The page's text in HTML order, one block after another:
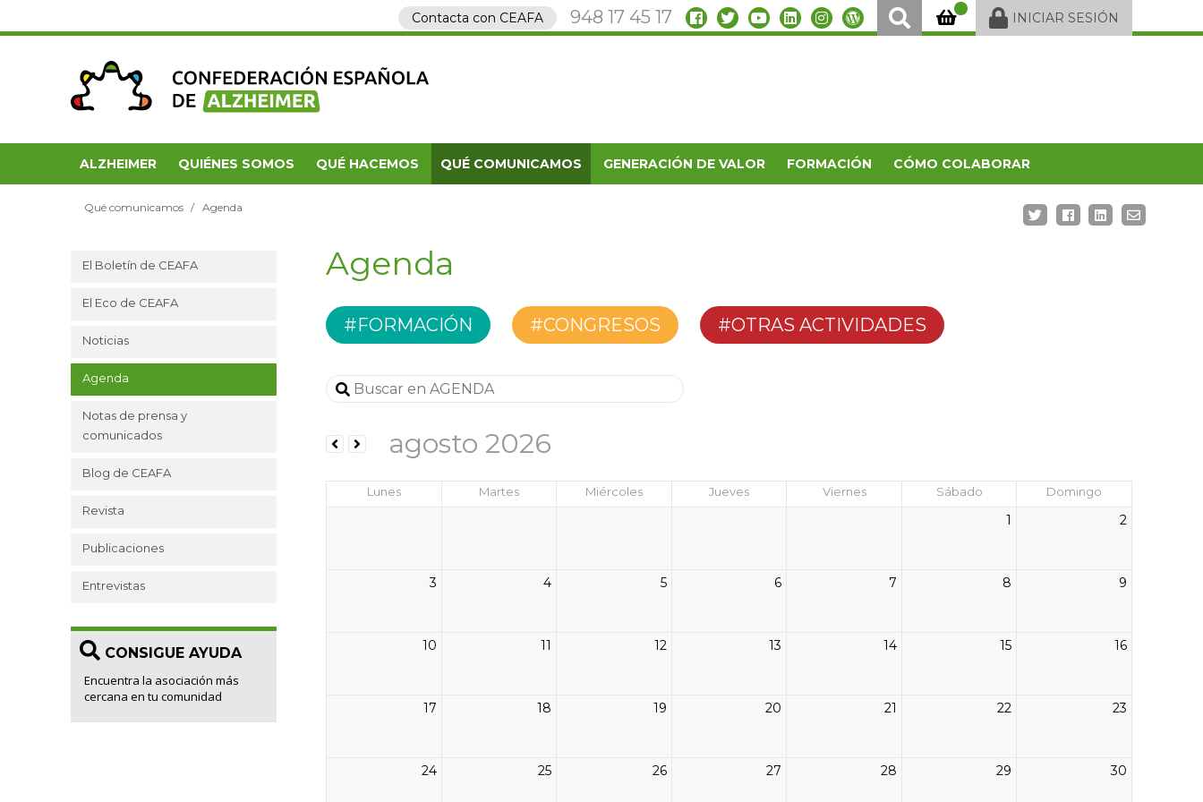
Contacta con CEAFA 948 17 45 17 INICIAR SESIÓN
ALZHEIMER QUIÉNES SOMOS QUÉ HACEMOS QUÉ COMUNICAMOS GENERACIÓN DE VALOR FORMACIÓN CÓMO COLABORAR
Qué comunicamos Agenda
El Boletín de CEAFA
El Eco de CEAFA
Noticias
Agenda
Notas de prensa y
comunicados
Blog de CEAFA
Revista
Publicaciones
Entrevistas
CONSIGUE AYUDA
Encuentra la asociación más
cercana en tu comunidad
Agenda
#FORMACIÓN #CONGRESOS #OTRAS ACTIVIDADES
agosto 2026
Lunes Martes Miércoles Jueves Viernes Sábado Domingo
1 2
3 4 5 6 7 8 9
10 11 12 13 14 15 16
17 18 19 20 21 22 23
24 25 26 27 28 29 30